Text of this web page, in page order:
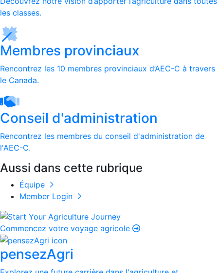
les classes.
Membres provinciaux
Rencontrez les 10 membres provinciaux d’AEC-C à travers
le Canada.
Conseil d'administration
Rencontrez les membres du conseil d'administration de
l'AEC-C.
Aussi dans cette rubrique
Équipe
Member Login
Commencez votre voyage agricole
pensezAgri